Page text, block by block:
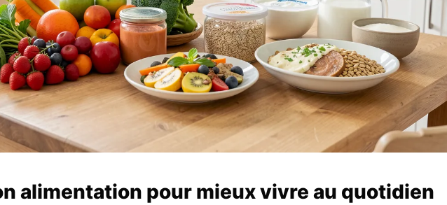
alimentation pour mieux vivre au quotidien